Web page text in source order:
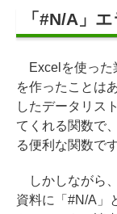
「#N/A」
Excelを使った
を作ったことは
したデータリス
てくれる関数で
る便利な関数で
しかしながら
資料に「#N/A」